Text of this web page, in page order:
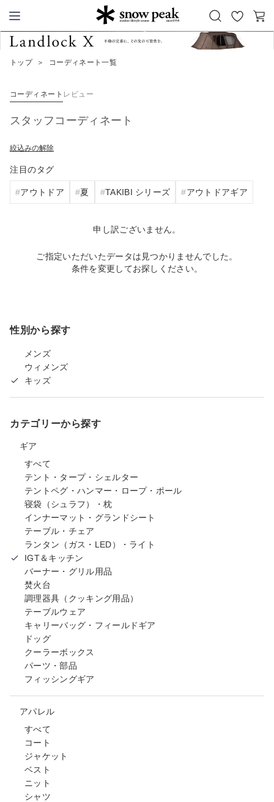
Snow Peak
お
気
カ
トップ ＞ コーディネート一覧
コーディネート レビュー
スタッフコーディネート
絞込みの解除
注目のタグ
アウトドア 夏 TAKIBI シリーズ アウトドアギア
申し訳ございません。
ご指定いただいたデータは見つかりませんでした。
条件を変更してお探しください。
性別から探す
メンズ
ウィメンズ
キッズ
カテゴリーから探す
ギア
すべて
テント・タープ・シェルター
テントペグ・ハンマー・ロープ・ポール
寝袋（シュラフ）・枕
インナーマット・グランドシート
テーブル・チェア
ランタン（ガス・LED）・ライト
IGT＆キッチン
バーナー・グリル用品
焚火台
調理器具（クッキング用品）
テーブルウェア
キャリーバッグ・フィールドギア
ドッグ
クーラーボックス
パーツ・部品
フィッシングギア
アパレル
すべて
コート
ジャケット
ベスト
ニット
シャツ